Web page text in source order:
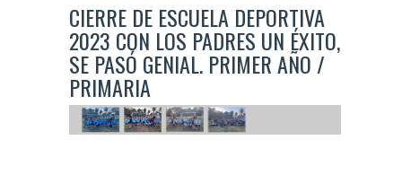
CIERRE DE ESCUELA DEPORTIVA
2023 CON LOS PADRES UN ÉXITO,
SE PASÓ GENIAL. PRIMER AÑO /
PRIMARIA